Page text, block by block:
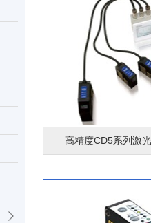
高精度CD5系列激